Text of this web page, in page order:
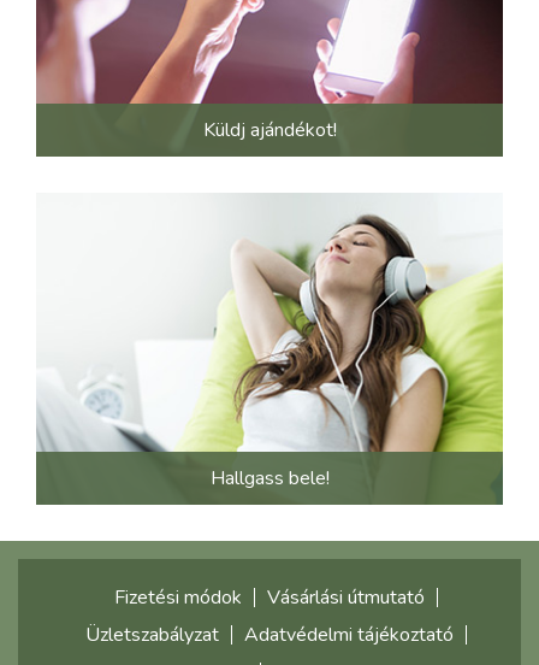
Küldj ajándékot!
Hallgass bele!
Fizetési módok
Vásárlási útmutató
Üzletszabályzat
Adatvédelmi tájékoztató